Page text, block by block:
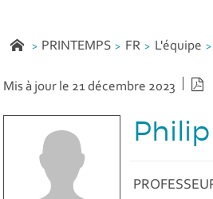
PRINTEMPS FR L'équipe
Mis à jour le 21 décembre 2023